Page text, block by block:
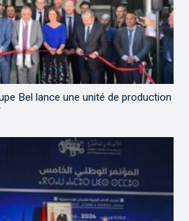
Bel lance une unité de production